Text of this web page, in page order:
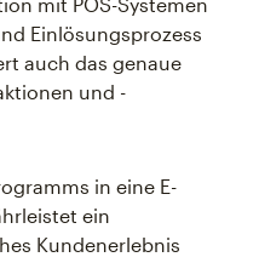
Einlösungsprozess
auch das genaue
und -
in eine E-
ein
Kundenerlebnis